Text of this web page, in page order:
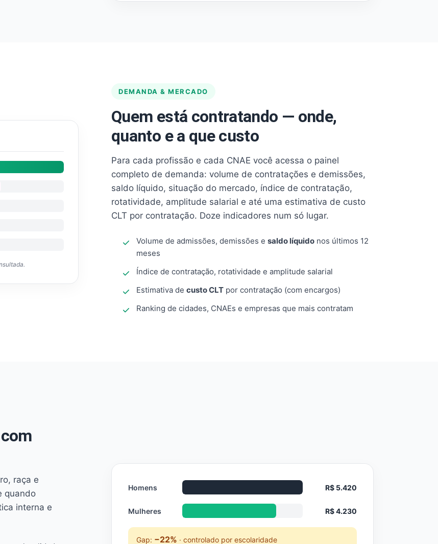
DEMANDA & MERCADO
Quem está contratando — onde,
quanto e a que custo
Para cada profissão e cada CNAE você acessa o painel
completo de demanda: volume de contratações e demissões,
saldo líquido, situação do mercado, índice de contratação,
rotatividade, amplitude salarial e até uma estimativa de custo
CLT por contratação. Doze indicadores num só lugar.
Volume de admissões, demissões e saldo líquido nos últimos 12
meses
Índice de contratação, rotatividade e amplitude salarial
Estimativa de custo CLT por contratação (com encargos)
Ranking de cidades, CNAEs e empresas que mais contratam
raça e
quando
interna e
Homens R$ 5.420
Mulheres R$ 4.230
Gap: −22% · controlado por escolaridade